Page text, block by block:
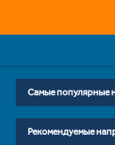
Самые популярные
Рекомендуемые